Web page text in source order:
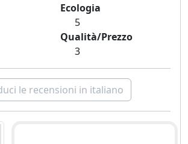
Ecologia
5
Qualità/Prezzo
3
le recensioni in italiano